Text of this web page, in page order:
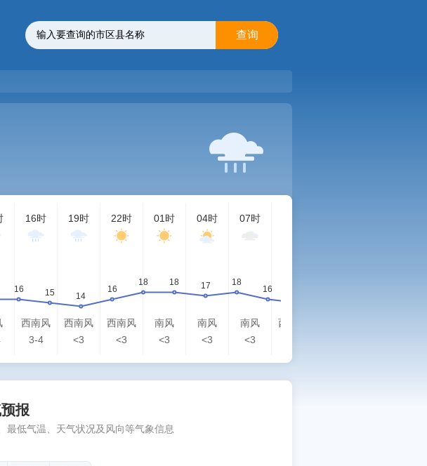
查询
16时
西南风
3-4
19时
西南风
<3
22时
西南风
<3
01时
南风
<3
04时
南风
<3
07时
南风
<3
西南风
报
最低气温、天气状况及风向等气象信息